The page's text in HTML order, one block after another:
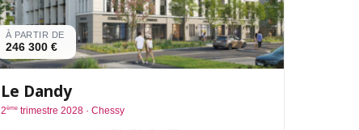
À PARTIR DE
246 300 €
Le Dandy
2ème trimestre 2028 · Chessy